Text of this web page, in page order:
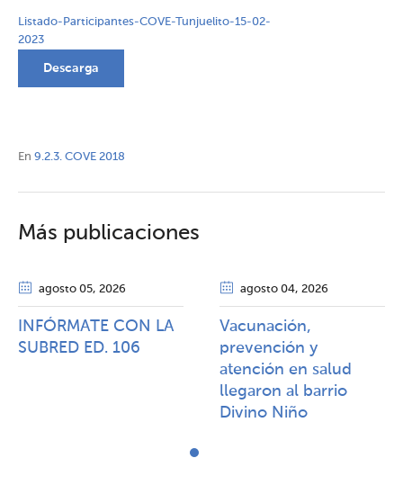
Listado-Participantes-COVE-Tunjuelito-15-02-
2023
Descarga
En 9.2.3. COVE 2018
Más publicaciones
agosto 05, 2026
INFÓRMATE CON LA
SUBRED ED. 106
agosto 04, 2026
Vacunación,
prevención y
atención en salud
llegaron al barrio
Divino Niño